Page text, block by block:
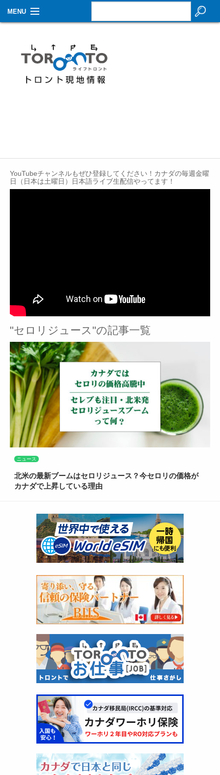
MENU
生活情報
その他
YouTubeチャンネルもぜひ登録してください！カナダの毎週金曜
日（日本は土曜日）日本語ライブ生配信やってます！
"セロリジュース"の記事一覧
ニュース
北米の最新ブームはセロリジュース？今セロリの価格が
カナダで上昇している理由